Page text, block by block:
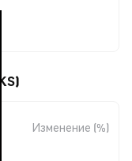
Изменение (%)